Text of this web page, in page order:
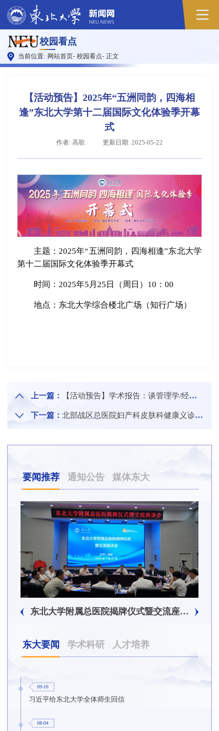
校园看点
当前位置: 网站首页- 校园看点- 正文
【活动预告】2025年“五洲同韵，四海相
逢”东北大学第十二届国际文化体验季开幕
式
作者: 高歌 更新日期: 2025-05-22
主题：2025年“五洲同韵，四海相逢”东北大学
第十二届国际文化体验季开幕式
时间：2025年5月25日（周日）10：00
地点：东北大学综合楼北广场（知行广场）
上一篇： 【活动预告】学术报告：谈管理学/经济学创新研究与期刊论文发表的几个故事
下一篇： 北部战区总医院妇产科皮肤科健康义诊活动
要闻推荐 通知公告 媒体东大
东北大学附属总医院揭牌仪式暨交流座谈会举行
东大要闻 学术科研 人才培养
09-16
习近平给东北大学全体师生回信
08-04
原